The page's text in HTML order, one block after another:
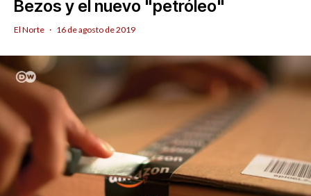
Bezos y el nuevo "petróleo"
El Norte · 16 de agosto de 2019